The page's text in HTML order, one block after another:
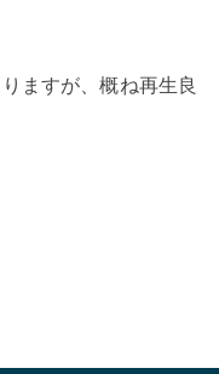
ますが、概ね再生良